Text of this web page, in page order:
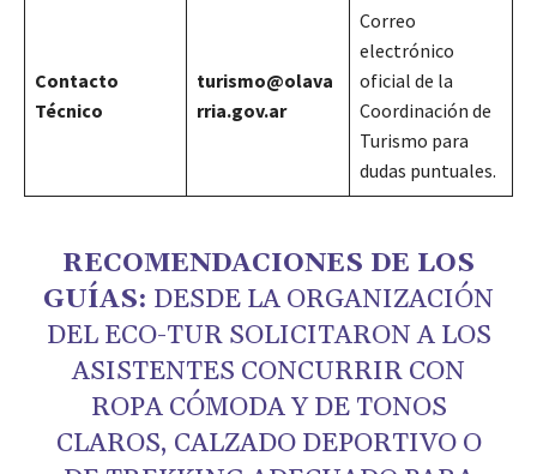
Contacto
Técnico
turismo@olava
rria.gov.ar
Correo
electrónico
oficial de la
Coordinación de
Turismo para
dudas puntuales.
RECOMENDACIONES DE LOS
GUÍAS: DESDE LA ORGANIZACIÓN
DEL ECO-TUR SOLICITARON A LOS
ASISTENTES CONCURRIR CON
ROPA CÓMODA Y DE TONOS
CLAROS, CALZADO DEPORTIVO O